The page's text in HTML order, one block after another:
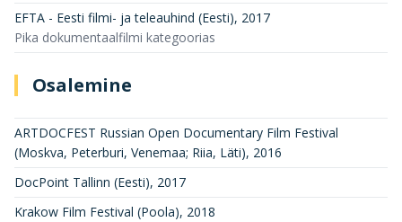
EFTA - Eesti filmi- ja teleauhind (Eesti), 2017
Pika dokumentaalfilmi kategoorias
Osalemine
ARTDOCFEST Russian Open Documentary Film Festival
(Moskva, Peterburi, Venemaa; Riia, Läti), 2016
DocPoint Tallinn (Eesti), 2017
Krakow Film Festival (Poola), 2018